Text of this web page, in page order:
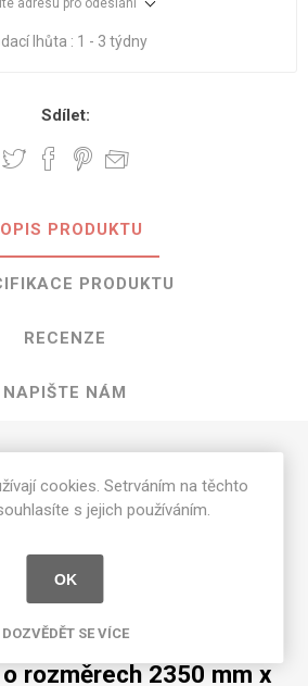
adresu pro odeslání
lhůta : 1 - 3 týdny
Sdílet:
PRODUKTU
PRODUKTU
RECENZE
NAPIŠTE NÁM
1300 mm
uvedeny v tabulce
58 [MAT]
o rozměrech 2350 mm x
cookies. Setrváním na těchto
s jejich používáním.
OK
DOZVĚDĚT SE VÍCE